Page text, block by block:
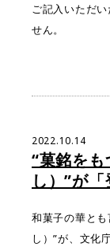
ご記入いただ
せん。
2022.10.14
“菓銘を
し）”が
和菓子の華と
し）”が、文化